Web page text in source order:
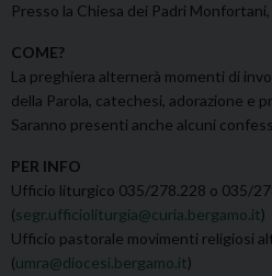
Presso la Chiesa dei Padri
COME?
La preghiera alternerà momenti di
della Parola, catechesi, adorazione e
Saranno presenti anche alcuni
PER INFO
Ufficio liturgico 035/278.228 o 035/
(segr.ufficioliturgia@curia.bergamo.it)
Ufficio pastorale movimenti religiosi
(umra@diocesi.bergamo.it)